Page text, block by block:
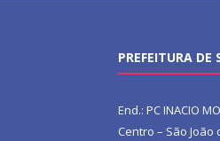
PREFEITURA
End.: PC INACIO
Centro – São João